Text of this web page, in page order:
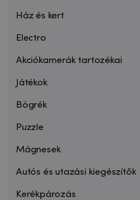
Ház és kert
Electro
Akciókamerák tartozékai
Játékok
Bögrék
Puzzle
Mágnesek
Autós és utazási kiegészítők
Kerékpározás